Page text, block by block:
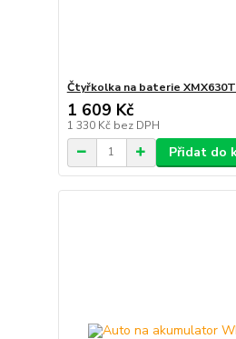
Čtyřkolka na baterie
1 609 Kč
1 330 Kč bez DPH
Přidat do